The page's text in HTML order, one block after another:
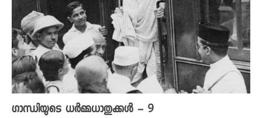
ഗാന്ധിയുടെ ധർമ്മധാതുക്കൾ – 9